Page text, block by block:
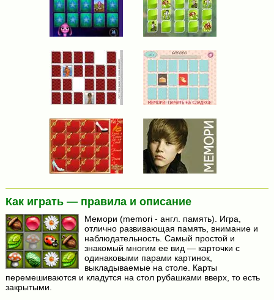
Как играть — правила и описание
Мемори (memori - англ. память). Игра,
отлично развивающая память, внимание и
наблюдательность. Самый простой и
знакомый многим ее вид — карточки с
одинаковыми парами картинок,
выкладываемые на столе. Карты
перемешиваются и кладутся на стол рубашками вверх, то есть
закрытыми.